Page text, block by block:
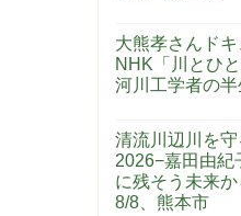
大熊孝さんド
NHK「川とひ
河川工学者の半
清流川辺川を
2026−嘉田由紀
に残そう未来
8/8、熊本市